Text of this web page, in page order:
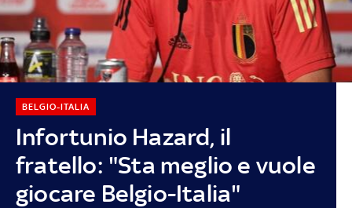
Infortunio Hazard, il
fratello: "Sta meglio e vuole
giocare Belgio-Italia"
BELGIO-ITALIA